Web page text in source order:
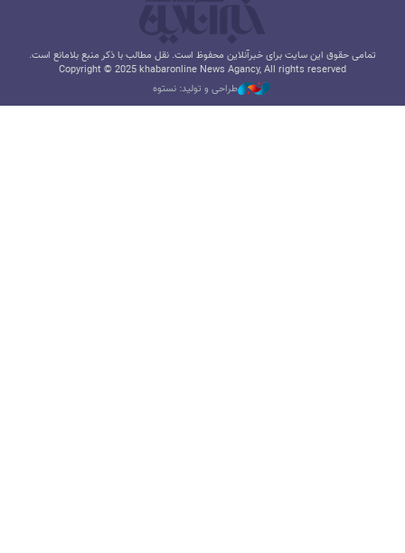
تمامی حقوق این سایت برای خبرآنلاین محفوظ است. نقل مطالب با ذکر منبع بلامانع است.
Copyright © 2025 khabaronline News Agancy, All rights reserved
طراحی و تولید: نستوه